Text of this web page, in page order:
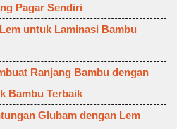
Pagar Sendiri
untuk Laminasi Bambu
Ranjang Bambu dengan
Bambu Terbaik
Glubam dengan Lem